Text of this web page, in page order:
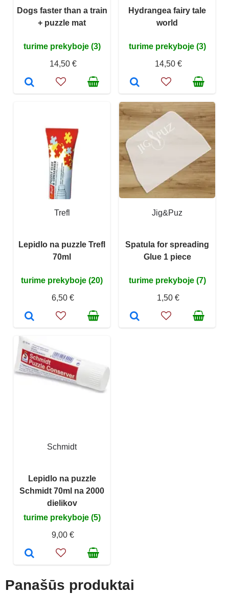
Dogs faster than a train
+ puzzle mat
turime prekyboje (3)
14,50 €
Hydrangea fairy tale
world
turime prekyboje (3)
14,50 €
Trefl
Lepidlo na puzzle Trefl
70ml
turime prekyboje (20)
6,50 €
Jig&Puz
Spatula for spreading
Glue 1 piece
turime prekyboje (7)
1,50 €
Schmidt
Lepidlo na puzzle
Schmidt 70ml na 2000
dielikov
turime prekyboje (5)
9,00 €
Panašūs produktai